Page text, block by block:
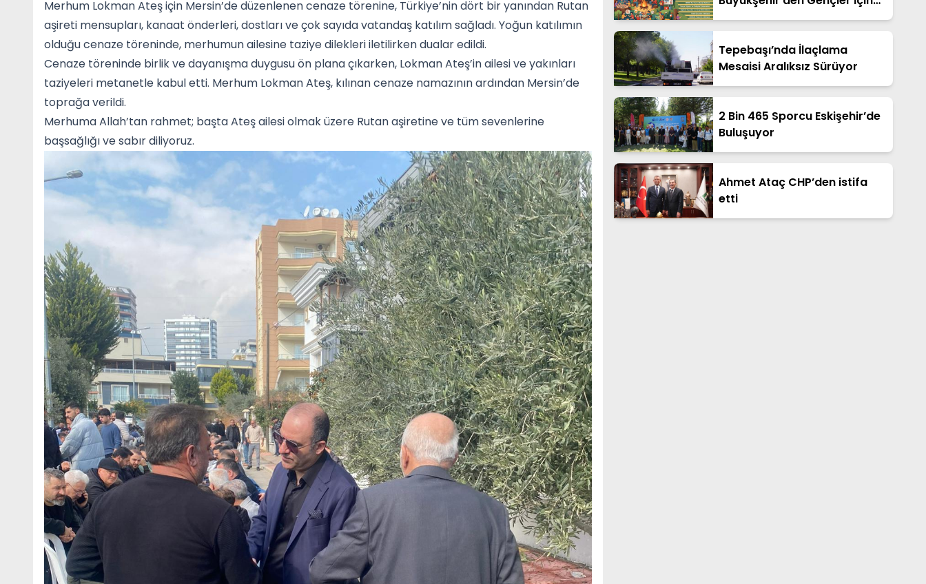
Merhum Lokman Ateş için Mersin’de düzenlenen cenaze törenine, Türkiye’nin dört bir yanından Rutan
aşireti mensupları, kanaat önderleri, dostları ve çok sayıda vatandaş katılım sağladı. Yoğun katılımın
olduğu cenaze töreninde, merhumun ailesine taziye dilekleri iletilirken dualar edildi.
Cenaze töreninde birlik ve dayanışma duygusu ön plana çıkarken, Lokman Ateş’in ailesi ve yakınları
taziyeleri metanetle kabul etti. Merhum Lokman Ateş, kılınan cenaze namazının ardından Mersin’de
toprağa verildi.
Merhuma Allah’tan rahmet; başta Ateş ailesi olmak üzere Rutan aşiretine ve tüm sevenlerine
başsağlığı ve sabır diliyoruz.
Ücretsiz Cankurtaran Yaz
Tepebaşı’nda İlaçlama
Mesaisi Aralıksız Sürüyor
2 Bin 465 Sporcu Eskişehir’de
Buluşuyor
Ahmet Ataç CHP’den istifa
etti